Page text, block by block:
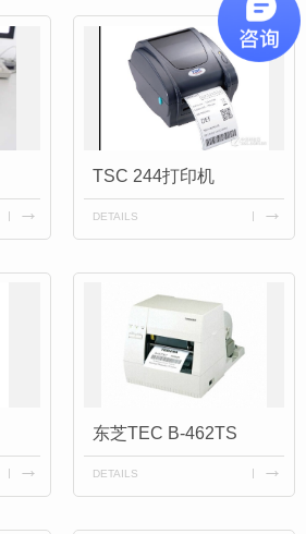
TSC 244打印机
DETAILS
东芝TEC B-462TS
DETAILS